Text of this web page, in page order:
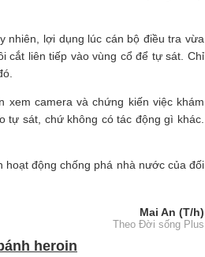
nhiên, lợi dụng lúc cán bộ điều tra vừa
cắt liên tiếp vào vùng cổ để tự sát. Chỉ
camera và chứng kiến việc khám
tự sát, chứ không có tác động gì khác.
hoạt động chống phá nhà nước của đối
Mai An (T/h)
Theo Đời sống Plus
heroin